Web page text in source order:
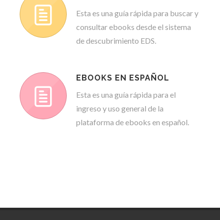
Esta es una guía rápida para buscar y
consultar ebooks desde el sistema
de descubrimiento EDS.
EBOOKS EN ESPAÑOL
Esta es una guía rápida para el
ingreso y uso general de la
plataforma de ebooks en español.